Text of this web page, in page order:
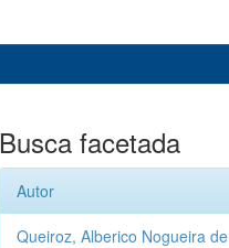
Busca facetada
Autor
Queiroz, Alberico Nogueira de